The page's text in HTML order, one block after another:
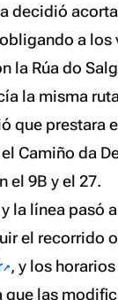
decidió
a
la Rúa do
la misma
que prestara
Camiño da
el 9B y el 27.
la línea pasó
el recorrido
, y los
las